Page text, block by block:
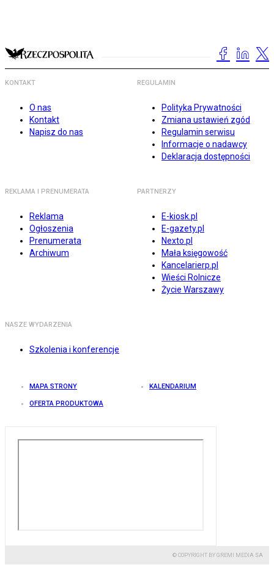
KONTAKT
O nas
Kontakt
Napisz do nas
REGULAMIN
Polityka Prywatności
Zmiana ustawień zgód
Regulamin serwisu
Informacje o nadawcy
Deklaracja dostępności
REKLAMA I PRENUMERATA
Reklama
Ogłoszenia
Prenumerata
Archiwum
PARTNERZY
E-kiosk.pl
E-gazety.pl
Nexto.pl
Mała księgowość
Kancelarierp.pl
Wieści Rolnicze
Życie Warszawy
NASZE WYDARZENIA
Szkolenia i konferencje
MAPA STRONY KALENDARIUM
OFERTA PRODUKTOWA
© COPYRIGHT BY GREMI MEDIA SA